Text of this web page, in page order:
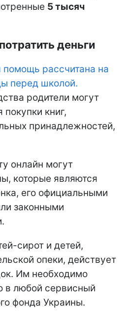
5 тысяч
деньги
помощь рассчитана на
перед школой.
родители могут
покупки книг,
принадлежностей,
онлайн могут
которые являются
его официальными
законными
сирот и детей,
опеки, действует
Им необходимо
в любой сервисный
фонда Украины.